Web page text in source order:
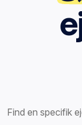
Find en specifik